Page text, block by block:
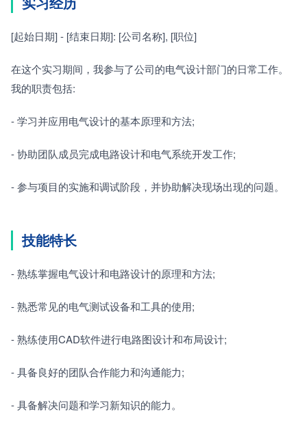
[起始日期] - [结束日期]: [公司名称], [职位]
在这个实习期间，我参与了公司的电气设计部门的日常工作。
我的职责包括:
- 学习并应用电气设计的基本原理和方法;
- 协助团队成员完成电路设计和电气系统开发工作;
- 参与项目的实施和调试阶段，并协助解决现场出现的问题。
技能特长
- 熟练掌握电气设计和电路设计的原理和方法;
- 熟悉常见的电气测试设备和工具的使用;
- 熟练使用CAD软件进行电路图设计和布局设计;
- 具备良好的团队合作能力和沟通能力;
- 具备解决问题和学习新知识的能力。